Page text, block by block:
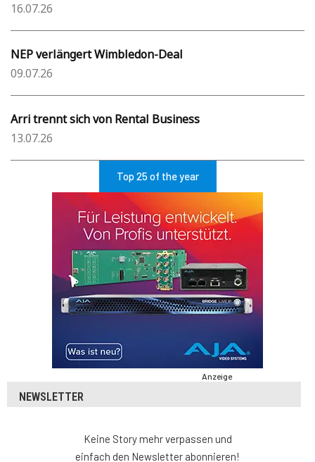
16.07.26
NEP verlängert Wimbledon-Deal
09.07.26
Arri trennt sich von Rental Business
13.07.26
Top 25 of the year
Anzeige
NEWSLETTER
Keine Story mehr verpassen und
einfach den Newsletter abonnieren!